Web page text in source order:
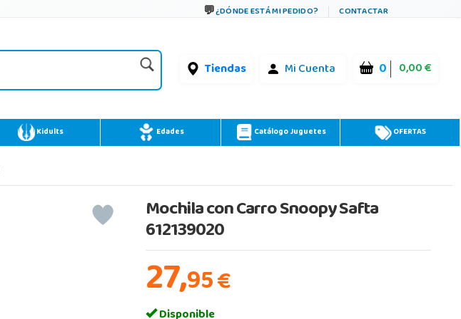
¿DÓNDE ESTÁ MI PEDIDO? CONTACTAR
Tiendas Mi Cuenta 0 0,00 €
Kidults Edades Catálogo Juguetes OFERTAS
Mochila con Carro Snoopy Safta
612139020
27,95€